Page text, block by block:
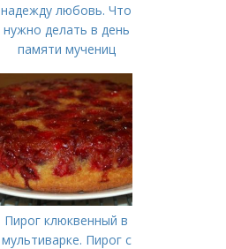
надежду любовь. Что
нужно делать в день
памяти мучениц
Любови и матери их
Софии 30 сентября
2022 года
Пирог клюквенный в
мультиварке. Пирог с